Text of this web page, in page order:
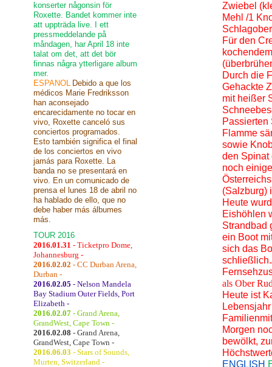
Zwiebel
Mehl /1
Für den
Durch die
Gehackte
mit heißer
Passierten
Flamme
sowie
den Spinat
noch
(Salzburg)
Heute
Eishöhlen
Strandbad
ein Boot
sich das
als Ober
Heute ist
Morgen
bewölkt,
ENGLISH
konserter någonsin för
Roxette. Bandet kommer inte
att uppträda live. I ett
pressmeddelande på
måndagen, har April 18 inte
talat om det, att det bör
finnas några ytterligare album
mer.
ESPANOL Debido a que los
médicos Marie Fredriksson
han aconsejado
encarecidamente no tocar en
vivo, Roxette canceló sus
conciertos programados.
Esto también significa el final
de los conciertos en vivo
jamás para Roxette. La
banda no se presentará en
vivo. En un comunicado de
prensa el lunes 18 de abril no
ha hablado de ello, que no
debe haber más álbumes
más.
TOUR 2016
2016.01.31 - Ticketpro Dome,
Johannesburg -
2016.02.02 - CC Durban Arena,
Durban -
2016.02.05 - Nelson Mandela
Bay Stadium Outer Fields, Port
Elizabeth -
2016.02.07 - Grand Arena,
GrandWest, Cape Town -
2016.02.08 - Grand Arena,
GrandWest, Cape Town -
2016.06.03 - Stars of Sounds,
Murten, Switzerland -